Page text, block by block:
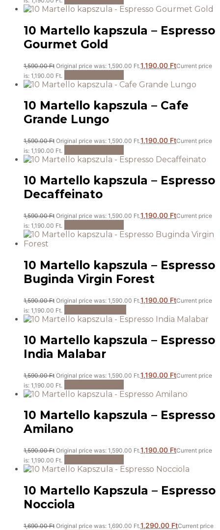
10 Martello kapszula – Espresso
Gourmet Gold
1,590.00Ft Original price was: 1,590.00 Ft.1,190.00 FtCurrent price
is: 1,190.00 Ft.
10 Martello kapszula – Cafe
Grande Lungo
1,590.00Ft Original price was: 1,590.00 Ft.1,190.00 FtCurrent price
is: 1,190.00 Ft.
10 Martello kapszula – Espresso
Decaffeinato
1,590.00Ft Original price was: 1,590.00 Ft.1,190.00 FtCurrent price
is: 1,190.00 Ft.
10 Martello kapszula – Espresso
Buginda Virgin Forest
1,590.00Ft Original price was: 1,590.00 Ft.1,190.00 FtCurrent price
is: 1,190.00 Ft.
10 Martello kapszula – Espresso
India Malabar
1,590.00Ft Original price was: 1,590.00 Ft.1,190.00 FtCurrent price
is: 1,190.00 Ft.
10 Martello kapszula – Espresso
Amilano
1,590.00Ft Original price was: 1,590.00 Ft.1,190.00 FtCurrent price
is: 1,190.00 Ft.
10 Martello Kapszula – Espresso
Nocciola
1,690.00Ft Original price was: 1,690.00 Ft.1,290.00 FtCurrent price